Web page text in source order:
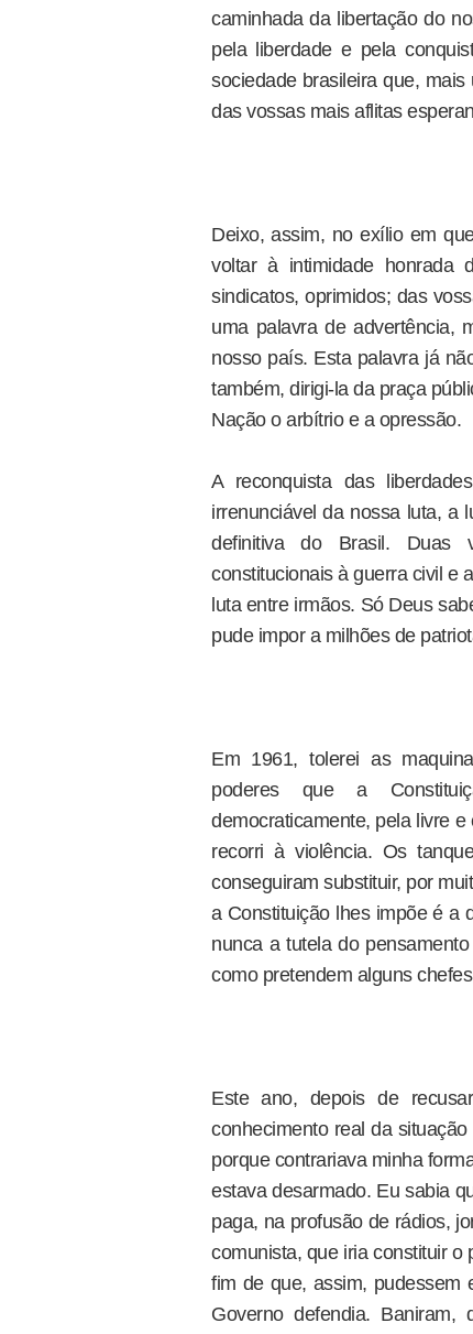
caminhada da libertação do
pela liberdade e pela
sociedade brasileira que,
das vossas mais aflitas
Deixo, assim, no exílio em
voltar à intimidade honrada
sindicatos, oprimidos; das
uma palavra de advertência,
nosso país. Esta palavra já
também, dirigi-la da praça
Nação o arbítrio e a opressão.
A reconquista das
irrenunciável da nossa luta, a
definitiva do Brasil. Duas
constitucionais à guerra civil e
luta entre irmãos. Só Deus
pude impor a milhões de
Em 1961, tolerei as
poderes que a
democraticamente, pela livre
recorri à violência. Os
conseguiram substituir, por
a Constituição lhes impõe é a
nunca a tutela do
como pretendem alguns
Este ano, depois de
conhecimento real da
porque contrariava minha
estava desarmado. Eu sabia
paga, na profusão de rádios,
comunista, que iria constituir o
fim de que, assim, pudessem
Governo defendia. Baniram,